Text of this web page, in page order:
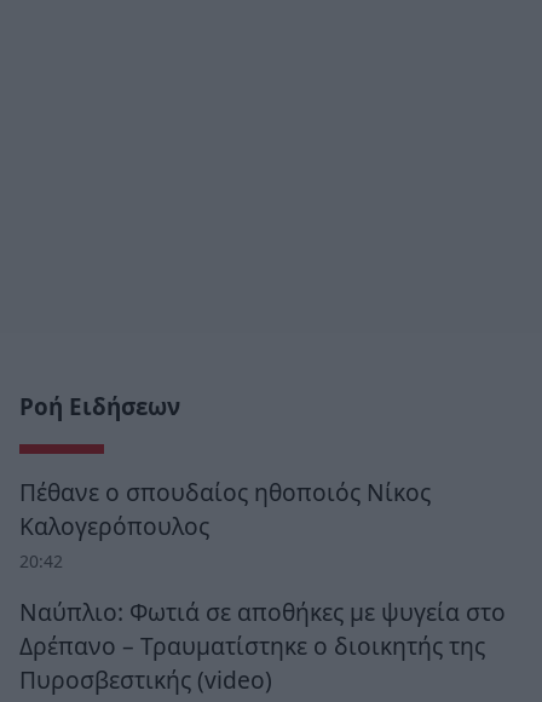
Ροή Ειδήσεων
Πέθανε ο σπουδαίος ηθοποιός Νίκος
Καλογερόπουλος
20:42
Ναύπλιο: Φωτιά σε αποθήκες με ψυγεία στο
Δρέπανο – Τραυματίστηκε ο διοικητής της
Πυροσβεστικής (video)